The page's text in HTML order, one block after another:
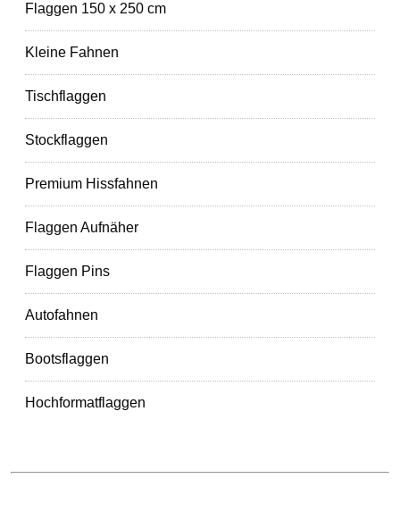
Flaggen 150 x 250 cm
Kleine Fahnen
Tischflaggen
Stockflaggen
Premium Hissfahnen
Flaggen Aufnäher
Flaggen Pins
Autofahnen
Bootsflaggen
Hochformatflaggen